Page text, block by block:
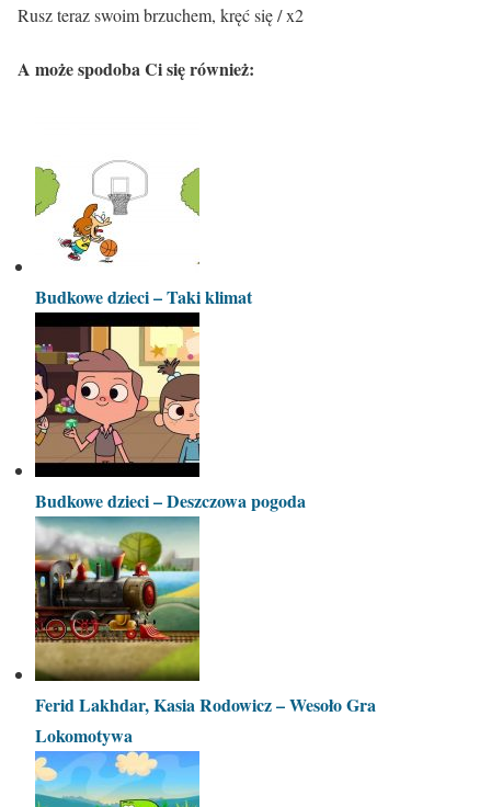
Rusz teraz swoim brzuchem, kręć się / x2
A może spodoba Ci się również:
Budkowe dzieci – Taki klimat
Budkowe dzieci – Deszczowa pogoda
Ferid Lakhdar, Kasia Rodowicz – Wesoło Gra
Lokomotywa